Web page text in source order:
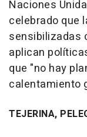
Naciones
celebrado que
sensibilizadas
aplican
que "no hay
calentamiento
TEJERINA,